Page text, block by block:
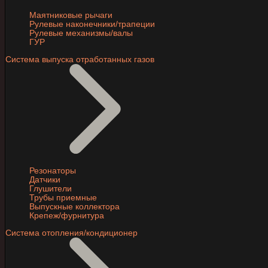
Маятниковые рычаги
Рулевые наконечники/трапеции
Рулевые механизмы/валы
ГУР
Система выпуска отработанных газов
Резонаторы
Датчики
Глушители
Трубы приемные
Выпускные коллектора
Крепеж/фурнитура
Система отопления/кондиционер